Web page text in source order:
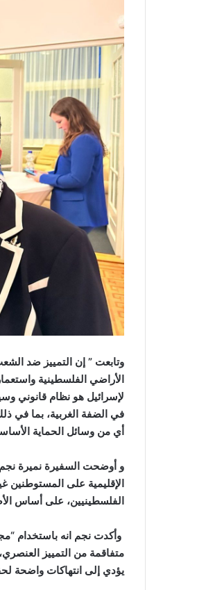
وتابعت ” إن التمييز ضد
الأراضي الفلسطينية
لإسرائيل هو نظام قانوني
في الضفة الغربية، بما في
أي من وسائل الحماية
و أوضحت السفيرة نميرة نجم
الإقليمية على المستوطنين
الفلسطينيين، على أساس
وأكدت نجم انه باستخدام
متفاقمة من التمييز
يؤدي إلى انتهاكات واضحة